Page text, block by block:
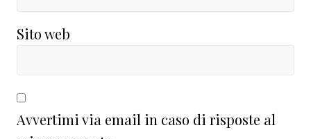
Sito web
Avvertimi via email in caso di risposte al